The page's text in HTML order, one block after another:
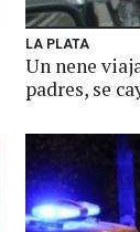
LA PLATA
Un nene
padres, se